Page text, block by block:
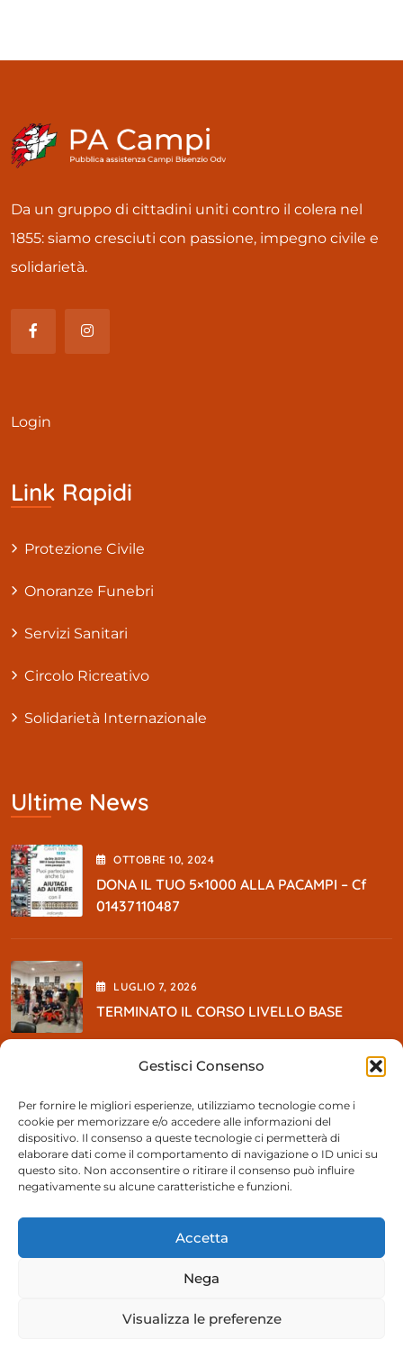
Gestisci Consenso
Per fornire le migliori esperienze, utilizziamo tecnologie come i
cookie per memorizzare e/o accedere alle informazioni del
dispositivo. Il consenso a queste tecnologie ci permetterà di
elaborare dati come il comportamento di navigazione o ID unici su
questo sito. Non acconsentire o ritirare il consenso può influire
negativamente su alcune caratteristiche e funzioni.
Accetta
Nega
Visualizza le preferenze
Da un gruppo di cittadini uniti contro il colera nel
1855: siamo cresciuti con passione, impegno civile e
solidarietà.
Login
Link Rapidi
Protezione Civile
Onoranze Funebri
Servizi Sanitari
Circolo Ricreativo
Solidarietà Internazionale
Ultime News
OTTOBRE10 , 2024
DONA IL TUO 5×1000 ALLA PACAMPI – Cf
01437110487
LUGLIO 7 , 2026
TERMINATO IL CORSO LIVELLO BASE
MAGGIO5, 2026
So BEER Party
055 894991